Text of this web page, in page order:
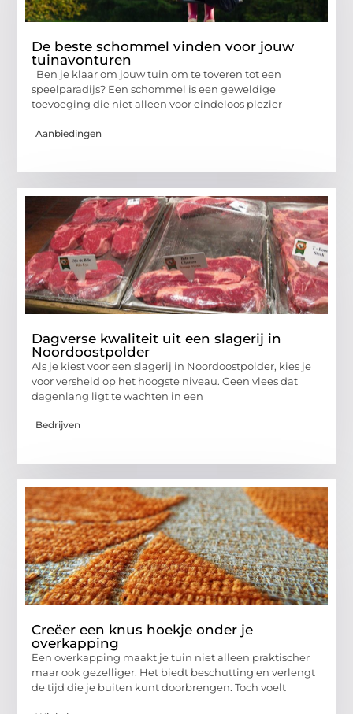
De beste schommel vinden voor jouw
tuinavonturen
Ben je klaar om jouw tuin om te toveren tot een
speelparadijs? Een schommel is een geweldige
toevoeging die niet alleen voor eindeloos plezier
Aanbiedingen
Dagverse kwaliteit uit een slagerij in
Noordoostpolder
Als je kiest voor een slagerij in Noordoostpolder, kies je
voor versheid op het hoogste niveau. Geen vlees dat
dagenlang ligt te wachten in een
Bedrijven
Creëer een knus hoekje onder je
overkapping
Een overkapping maakt je tuin niet alleen praktischer
maar ook gezelliger. Het biedt beschutting en verlengt
de tijd die je buiten kunt doorbrengen. Toch voelt